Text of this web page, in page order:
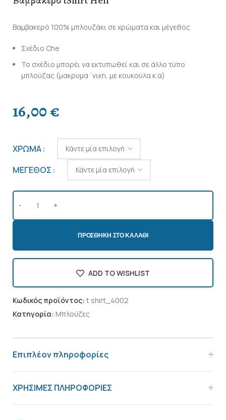
Βαμβακερό 100% μπλουζάκι σε χρώματα και μέγεθος
Σχέδιο Che
Το σχέδιο μπορέι να εκτυπωθεί και σε άλλο τύπο
μπλούζας (μακρυμα΄νικη, με κουκούλα κ.α)
16,00€
ΧΡΩΜΑ
ΜΕΓΕΘΟΣ
ΠΡΟΣΘΉΚΗ ΣΤΟ ΚΑΛΆΘΙ
ADD TO WISHLIST
Κωδικός προϊόντος:t shirt_4002
Κατηγορία: Μπλούζες
Επιπλέον πληροφορίες
ΧΡΗΣΙΜΕΣ ΠΛΗΡΟΦΟΡΙΕΣ